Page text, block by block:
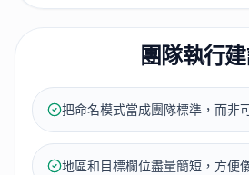
團隊執行
把命名模式當成團隊標準，而非
地區和目標欄位盡量簡短，方便